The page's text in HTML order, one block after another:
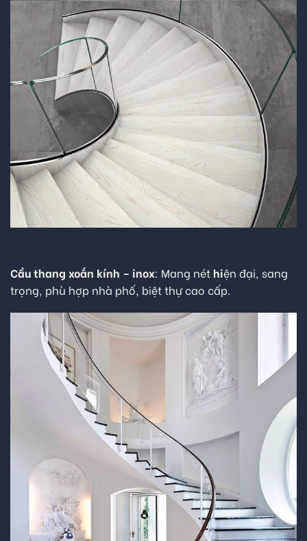
Cầu thang xoắn kính – inox: Mang nét hiện đại, sang
trọng, phù hợp nhà phố, biệt thự cao cấp.